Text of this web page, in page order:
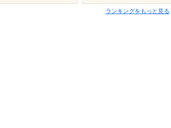
ランキングをもっと見る